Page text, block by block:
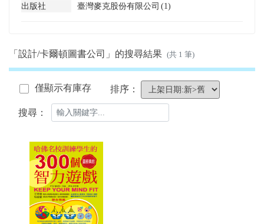
出版社 臺灣麥克股份有限公司 (1)
「設計/卡爾頓圖書公司」的搜尋結果 (共 1 筆)
僅顯示有庫存 排序：
搜尋：